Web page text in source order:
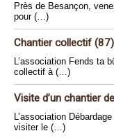
Près de Besançon,
pour (…)
Chantier collectif (87)
L’association Fends ta
collectif à (…)
Visite d’un chantier
L’association
visiter le (…)